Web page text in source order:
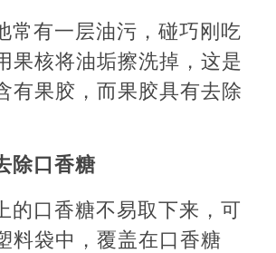
常有一层油污，碰巧刚吃
果核将油垢擦洗掉，这是
有果胶，而果胶具有去除
除口香糖
的口香糖不易取下来，可
料袋中，覆盖在口香糖